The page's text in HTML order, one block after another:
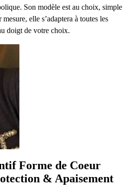
Son modèle est au choix, simple
elle s’adaptera à toutes les
doigt de votre choix.
Forme de Coeur
& Apaisement